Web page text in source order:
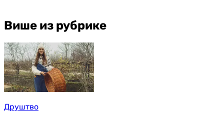
Више из рубрике
Друштво